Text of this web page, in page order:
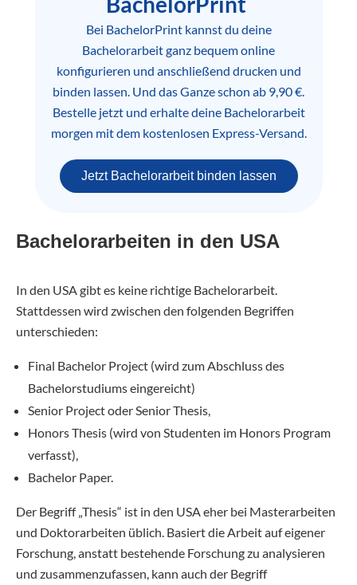
Bei BachelorPrint kannst du deine
Bachelorarbeit ganz bequem online
konfigurieren und anschließend drucken und
binden lassen. Und das Ganze schon ab 9,90 €.
Bestelle jetzt und erhalte deine Bachelorarbeit
morgen mit dem kostenlosen Express-Versand.
Jetzt Bachelorarbeit binden lassen
Bachelorarbeiten in den USA
In den USA gibt es keine richtige Bachelorarbeit.
Stattdessen wird zwischen den folgenden Begriffen
unterschieden:
Final Bachelor Project (wird zum Abschluss des
Bachelorstudiums eingereicht)
Senior Project oder Senior Thesis,
Honors Thesis (wird von Studenten im Honors Program
verfasst),
Bachelor Paper.
Der Begriff „Thesis“ ist in den USA eher bei Masterarbeiten
und Doktorarbeiten üblich. Basiert die Arbeit auf eigener
Forschung, anstatt bestehende Forschung zu analysieren
und zusammenzufassen, kann auch der Begriff